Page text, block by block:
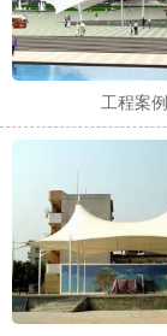
工程案例